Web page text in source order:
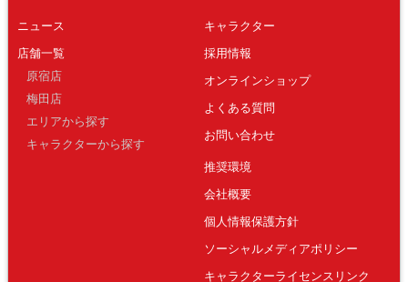
ニュース
店舗一覧
原宿店
梅田店
エリアから探す
キャラクターから探す
キャラクター
採用情報
オンラインショップ
よくある質問
お問い合わせ
推奨環境
会社概要
個人情報保護方針
ソーシャルメディアポリシー
キャラクターライセンスリンク